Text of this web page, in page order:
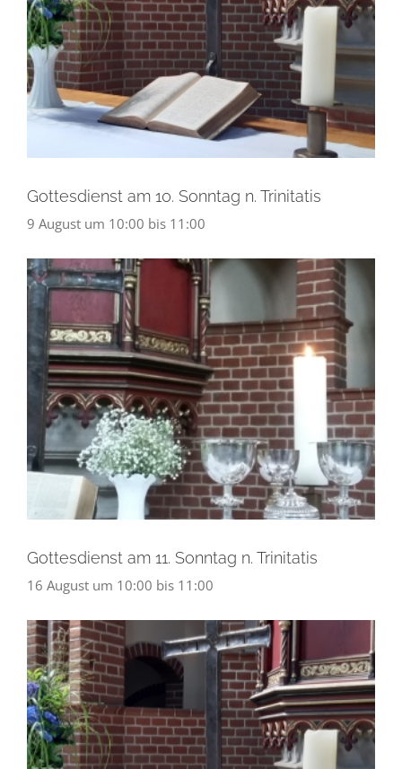
Gottesdienst am 10. Sonntag n. Trinitatis
9 August um 10:00 bis 11:00
Gottesdienst am 11. Sonntag n. Trinitatis
16 August um 10:00 bis 11:00